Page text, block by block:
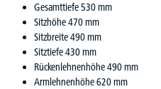
Gesamttiefe 530 mm
Sitzhöhe 470 mm
Sitzbreite 490 mm
Sitztiefe 430 mm
Rückenlehnenhöhe 490 mm
Armlehnenhöhe 620 mm